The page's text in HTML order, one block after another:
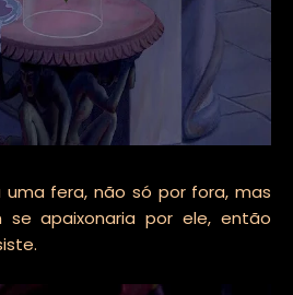
uma fera, não só por fora, mas
se apaixonaria por ele, então